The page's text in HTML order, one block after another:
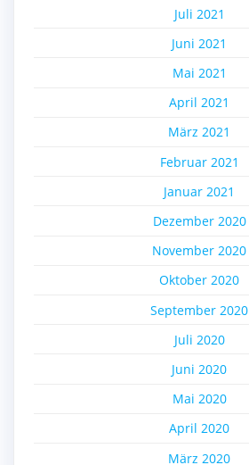
Juli 2021
Juni 2021
Mai 2021
April 2021
März 2021
Februar 2021
Januar 2021
Dezember 2020
November 2020
Oktober 2020
September 2020
Juli 2020
Juni 2020
Mai 2020
April 2020
März 2020